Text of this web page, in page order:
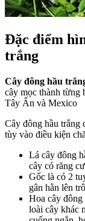
Đặc điểm
trắng
Cây đông hầu
cây mọc thành từng
Tây Ấn và Mexico
Cây đông hầu trắng
tùy vào điều kiện
Lá cây đông
cây có răng
Gốc là có 2
gân hằn lên
Hoa cây
loài cây khác